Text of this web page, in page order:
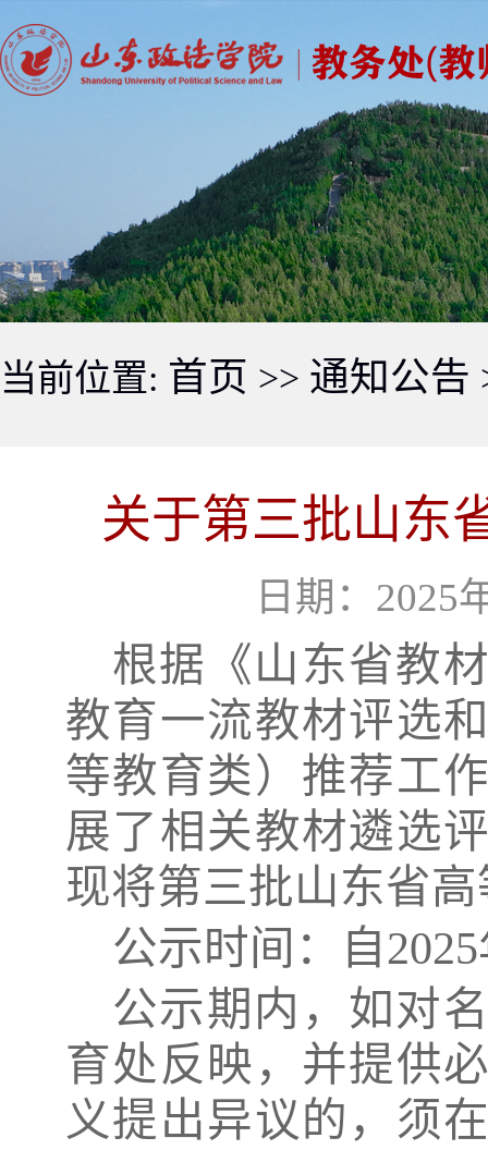
当前位置: 首页 >> 通知公告
关于第三批山东
日期：2025
根据《山东省教
教育一流教材评选
等教育类）推荐工
展了相关教材遴选
现将第三批山东省
公示时间：自2025
公示期内，如对
育处反映，并提供
义提出异议的，须